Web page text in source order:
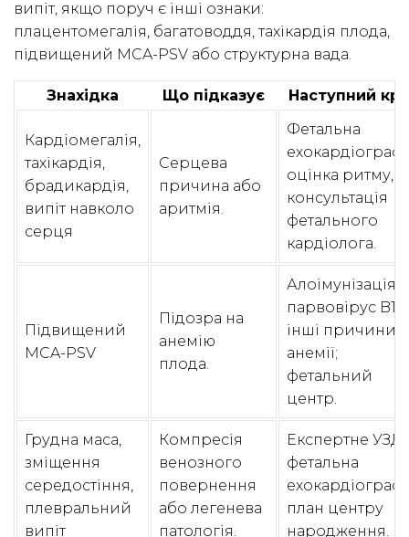
випіт, якщо поруч є інші ознаки:
плацентомегалія, багатоводдя, тахікардія плода,
підвищений MCA-PSV або структурна вада.
Знахідка Що підказує Наступний
Кардіомегалія,
тахікардія,
брадикардія,
випіт навколо
серця
Серцева
причина або
аритмія.
Фетальна
оцінка ритму,
консультація
фетального
кардіолога.
Підвищений
MCA-PSV
Підозра на
анемію
плода.
Алоімунізація,
парвовірус B19,
інші причини
анемії;
фетальний
центр.
Грудна маса,
зміщення
середостіння,
плевральний
випіт
Компресія
венозного
повернення
або легенева
патологія.
Експертне УЗД,
фетальна
план центру
народження.